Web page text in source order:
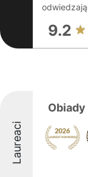
9.2
Laureaci